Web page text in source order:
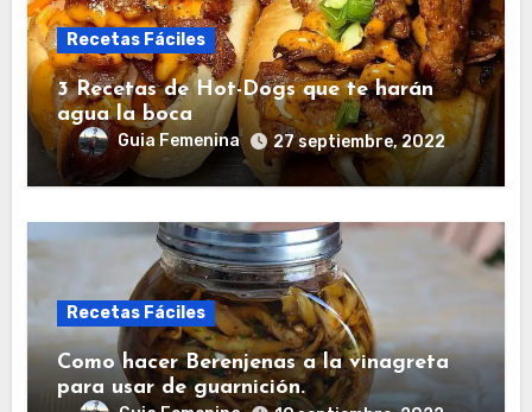
Recetas Fáciles
3 Recetas de Hot-Dogs que te harán
agua la boca
Guia Femenina 27 septiembre, 2022
Recetas Fáciles
Como hacer Berenjenas a la vinagreta
para usar de guarnición.